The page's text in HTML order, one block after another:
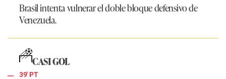
Brasil intenta vulnerar el doble bloque defensivo de
Venezuela.
CASI GOL
39' PT